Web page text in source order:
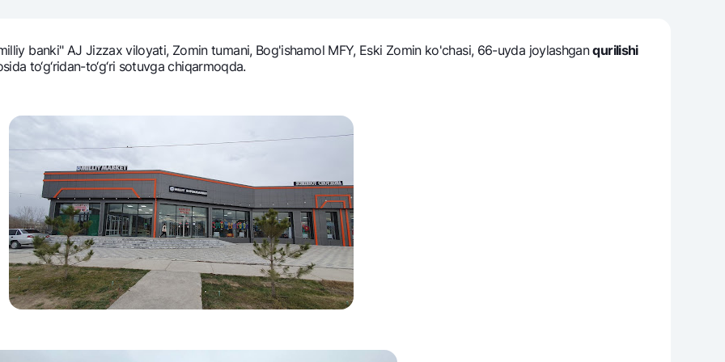
Kumush omonat
Valyutalar kursi
Shaxsiy ma'lumotlarni qayta ishlashga rozilik berish
banki" AJ Jizzax viloyati, Zomin tumani, Bog'ishamol MFY, Eski Zomin ko'chasi, 66-uyda joylashganqurilishi
to‘g‘ridan-to‘g‘ri sotuvga chiqarmoqda.